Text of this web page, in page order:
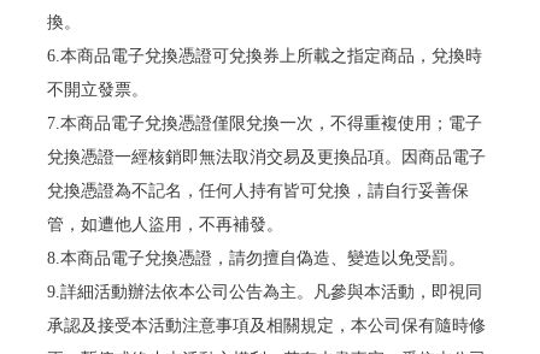
換。
6.本商品電子兌換憑證可兌換券上所載之指定商品，兌換時
不開立發票。
7.本商品電子兌換憑證僅限兌換一次，不得重複使用；電子
兌換憑證一經核銷即無法取消交易及更換品項。因商品電子
兌換憑證為不記名，任何人持有皆可兌換，請自行妥善保
管，如遭他人盜用，不再補發。
8.本商品電子兌換憑證，請勿擅自偽造、變造以免受罰。
9.詳細活動辦法依本公司公告為主。凡參與本活動，即視同
承認及接受本活動注意事項及相關規定，本公司保有隨時修